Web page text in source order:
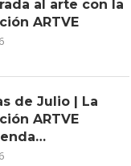
al arte con la
ARTVE
de Julio | La
ARTVE